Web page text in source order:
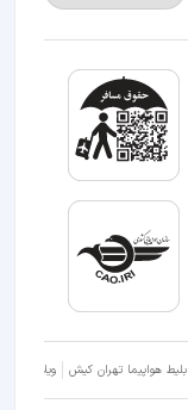
بلیط هواپیما تهران کیش ویلا شمال